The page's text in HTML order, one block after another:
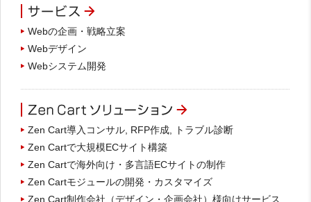
Webの企画・戦略立案
Webデザイン
Webシステム開発
Zen Cart導入コンサル, RFP作成, トラブル診断
Zen Cartで大規模ECサイト構築
Zen Cartで海外向け・多言語ECサイトの制作
Zen Cartモジュールの開発・カスタマイズ
Zen Cart制作会社（デザイン・企画会社）様向けサービス